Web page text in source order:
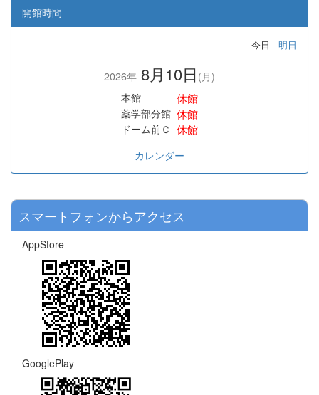
開館時間
今日 明日
2026年 8月10日 (月)
本館
休館
薬学部分館 休館
ドーム前Ｃ 休館
カレンダー
スマートフォンからアクセス
AppStore
GooglePlay